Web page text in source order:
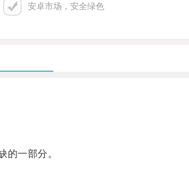
安卓市场，安全绿色
一部分。